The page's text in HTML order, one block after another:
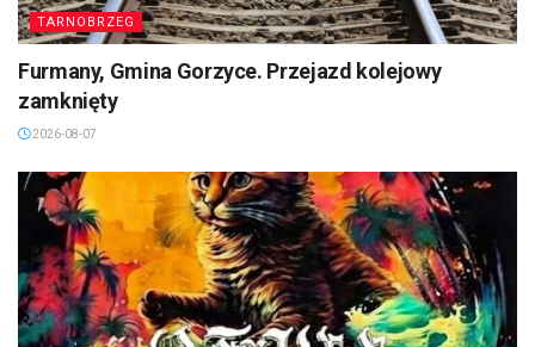
TARNOBRZEG
Furmany, Gmina Gorzyce. Przejazd kolejowy
zamknięty
2026-08-07